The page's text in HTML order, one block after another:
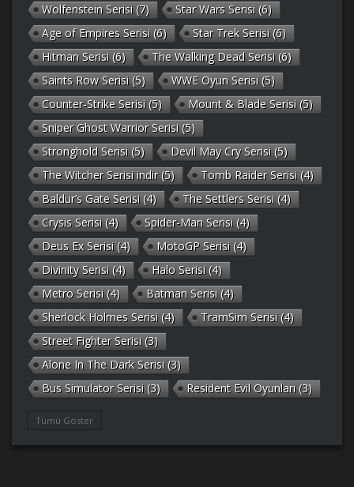
Wolfenstein Serisi (7) Star Wars Serisi (6)
Age of Empires Serisi (6) Star Trek Serisi (6)
Hitman Serisi (6) The Walking Dead Serisi (6)
Saints Row Serisi (5) WWE Oyun Serisi (5)
Counter-Strike Serisi (5) Mount & Blade Serisi (5)
Sniper Ghost Warrior Serisi (5)
Stronghold Serisi (5) Devil May Cry Serisi (5)
The Witcher Serisi indir(5) Tomb Raider Serisi (4)
Baldur’s Gate Serisi (4) The Settlers Serisi (4)
Crysis Serisi (4) Spider-Man Serisi (4)
Deus Ex Serisi (4) MotoGP Serisi (4)
Divinity Serisi (4) Halo Serisi (4)
Metro Serisi (4) Batman Serisi (4)
Sherlock Holmes Serisi (4) TramSim Serisi (4)
Street Fighter Serisi (3)
Alone In The Dark Serisi (3)
Bus Simulator Serisi (3) Resident Evil Oyunları (3)
Tümü Göster